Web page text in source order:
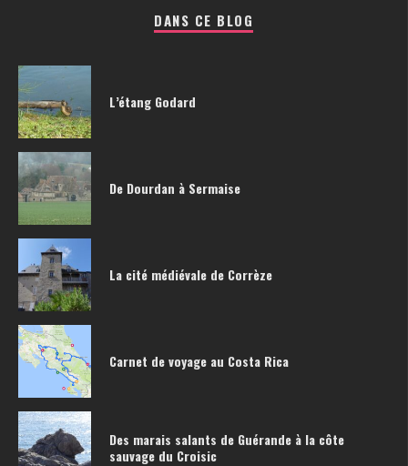
DANS CE BLOG
L’étang Godard
De Dourdan à Sermaise
La cité médiévale de Corrèze
Carnet de voyage au Costa Rica
Des marais salants de Guérande à la côte
sauvage du Croisic